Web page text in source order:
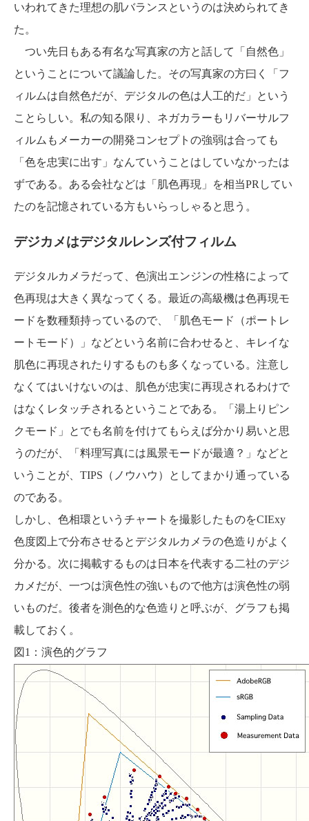
いわれてきた理想の肌バランスというのは決められてき
た。
つい先日もある有名な写真家の方と話して「自然色」
ということについて議論した。その写真家の方曰く「フ
ィルムは自然色だが、デジタルの色は人工的だ」という
ことらしい。私の知る限り、ネガカラーもリバーサルフ
ィルムもメーカーの開発コンセプトの強弱は合っても
「色を忠実に出す」なんていうことはしていなかったは
ずである。ある会社などは「肌色再現」を相当PRしてい
たのを記憶されている方もいらっしゃると思う。
デジカメはデジタルレンズ付フィルム
デジタルカメラだって、色演出エンジンの性格によって
色再現は大きく異なってくる。最近の高級機は色再現モ
ードを数種類持っているので、「肌色モード（ポートレ
ートモード）」などという名前に合わせると、キレイな
肌色に再現されたりするものも多くなっている。注意し
なくてはいけないのは、肌色が忠実に再現されるわけで
はなくレタッチされるということである。「湯上りピン
クモード」とでも名前を付けてもらえば分かり易いと思
うのだが、「料理写真には風景モードが最適？」などと
いうことが、TIPS（ノウハウ）としてまかり通っている
のである。
しかし、色相環というチャートを撮影したものをCIExy
色度図上で分布させるとデジタルカメラの色造りがよく
分かる。次に掲載するものは日本を代表する二社のデジ
カメだが、一つは演色性の強いもので他方は演色性の弱
いものだ。後者を測色的な色造りと呼ぶが、グラフも掲
載しておく。
図1：演色的グラフ